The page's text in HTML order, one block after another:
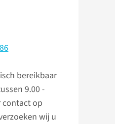
bereikbaar
9.00 -
contact op
wij u